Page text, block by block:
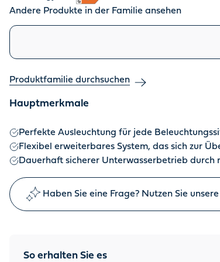
Andere Produkte in der Familie ansehen
Ähnliche Produkte
Produktfamilie durchsuchen
Hauptmerkmale
Perfekte Ausleuchtung für jede
Flexibel erweiterbares System, das sich zur
Dauerhaft sicherer Unterwasserbetrieb durch
Haben Sie eine Frage? Nutzen Sie
So erhalten Sie es